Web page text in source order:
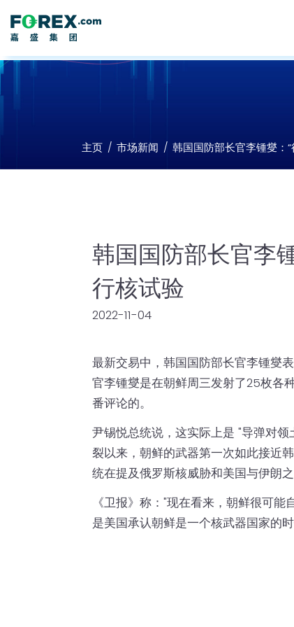
主页 市场新闻 韩国国防部长官李锺燮：
韩国国防部长官李
行核试验
2022-11-04
最新交易中，韩国国防部长官李锺燮
官李锺燮是在朝鲜周三发射了25枚各
番评论的。
尹锡悦总统说，这实际上是 "导弹对
裂以来，朝鲜的武器第一次如此接近
统在提及俄罗斯核威胁和美国与伊朗
《卫报》称："现在看来，朝鲜很可
是美国承认朝鲜是一个核武器国家的时